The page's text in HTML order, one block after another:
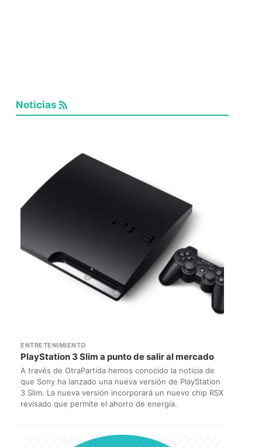
Noticias
ENTRETENIMIENTO
PlayStation 3 Slim a punto de salir al mercado
A través de OtraPartida hemos conocido la noticia de
que Sony ha lanzado una nueva versión de PlayStation
3 Slim. La nueva versión incorporará un nuevo chip RSX
revisado que permite el ahorro de energía.